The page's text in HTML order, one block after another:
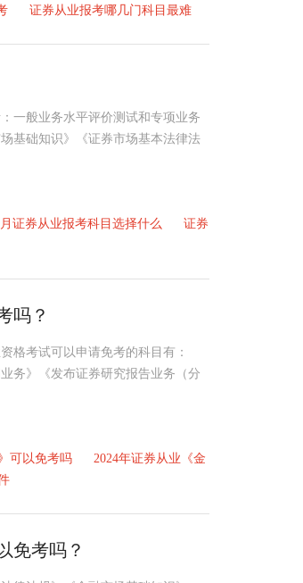
证券从业报考哪几门科目最难
一般业务水平评价测试和专项业务
基础知识》《证券市场基本法律法
证券从业报考科目选择什么
证券
吗？
格考试可以申请免考的科目有：
务》《发布证券研究报告业务（分
可以免考吗
2024年证券从业《金
免考吗？